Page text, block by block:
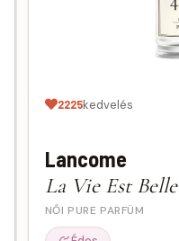
2225kedvelés
Lancome
La Vie Est Belle
NŐI PURE PARFÜM